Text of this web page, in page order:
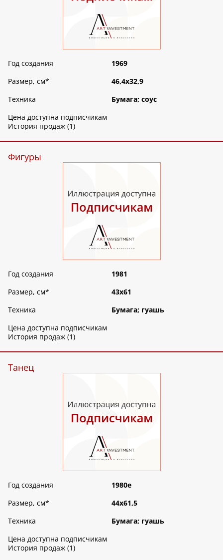
Год создания
1969
Размер, см*
46,4х32,9
Техника
Бумага; соус
Цена доступна подписчикам
История продаж (1)
Фигуры
Год создания
1981
Размер, см*
43х61
Техника
Бумага; гуашь
Цена доступна подписчикам
История продаж (1)
Танец
Год создания
1980е
Размер, см*
44х61,5
Техника
Бумага; гуашь
Цена доступна подписчикам
История продаж (1)